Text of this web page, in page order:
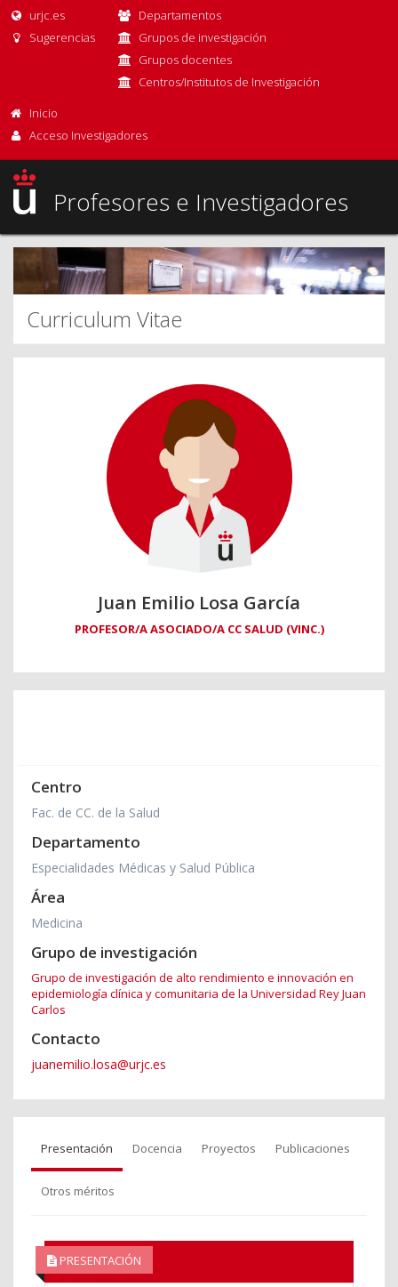
urjc.es
Sugerencias
Departamentos
Grupos de investigación
Grupos docentes
Centros/Institutos de Investigación
Inicio
Acceso Investigadores
Profesores e Investigadores
Curriculum Vitae
Juan Emilio Losa García
PROFESOR/A ASOCIADO/A CC SALUD (VINC.)
Centro
Fac. de CC. de la Salud
Departamento
Especialidades Médicas y Salud Pública
Área
Medicina
Grupo de investigación
Grupo de investigación de alto rendimiento e innovación en
epidemiología clínica y comunitaria de la Universidad Rey Juan
Carlos
Contacto
juanemilio.losa@urjc.es
Presentación Docencia Proyectos Publicaciones
Otros méritos
PRESENTACIÓN